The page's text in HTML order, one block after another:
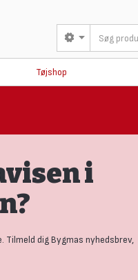
Tøjshop
og
til den nysgerrige